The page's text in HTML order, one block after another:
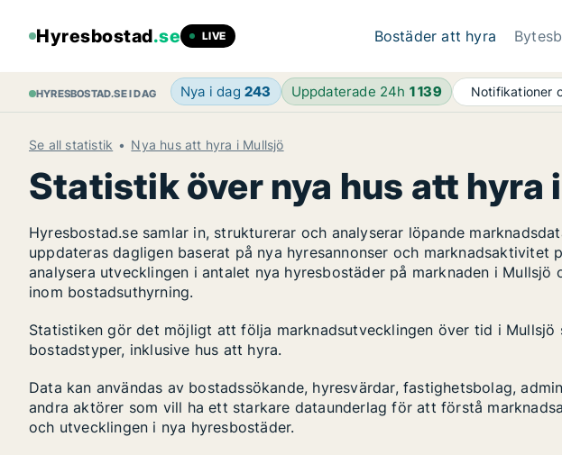
Hyresbostad.se LIVE Bostäder att hyra
HYRESBOSTAD.SE I DAG Nya i dag 243 Uppdaterade 24h 1 139 Notifikationer
Se all statistik Nya hus att hyra i Mullsjö
Statistik över nya hus att hyra
Hyresbostad.se samlar in, strukturerar och analyserar löpande
uppdateras dagligen baserat på nya hyresannonser och marknadsaktivitet
analysera utvecklingen i antalet nya hyresbostäder på marknaden i
inom bostadsuthyrning.
Statistiken gör det möjligt att följa marknadsutvecklingen över tid i Mullsjö
bostadstyper, inklusive hus att hyra.
Data kan användas av bostadssökande, hyresvärdar, fastighetsbolag,
andra aktörer som vill ha ett starkare dataunderlag för att förstå
och utvecklingen i nya hyresbostäder.